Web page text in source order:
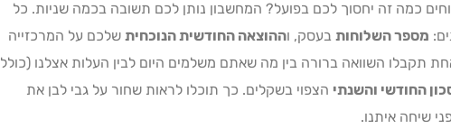
כמה זה יחסוך לכם בפועל? המחשבון נותן לכם תשובה בכמה שניות. כל
מספר השלוחות בעסק, וההוצאה החודשית הנוכחית שלכם על המרכזייה
תקבלו השוואה ברורה בין מה שאתם משלמים היום לבין העלות אצלנו (כולל
החודשי והשנתי הצפוי בשקלים. כך תוכלו לראות שחור על גבי לבן את
שיחה איתנו.